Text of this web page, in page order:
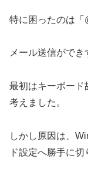
特に困ったのは「
メール送信ができ
最初はキーボード
考えました。
しかし原因は、
ド設定へ勝手に切